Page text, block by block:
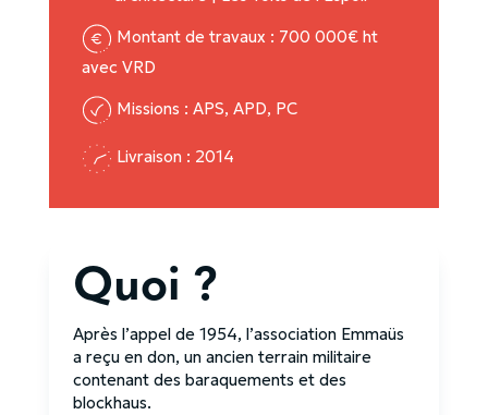
Montant de travaux : 700 000€ ht
avec VRD
Missions : APS, APD, PC
Livraison : 2014
Quoi ?
Après l’appel de 1954, l’association Emmaüs
a reçu en don, un ancien terrain militaire
contenant des baraquements et des
blockhaus.